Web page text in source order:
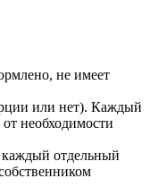
не имеет
или нет). Каждый
необходимости
каждый отдельный